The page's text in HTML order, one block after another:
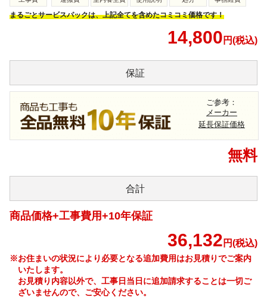
まるごとサービスパックは、上記全てを含めたコミコミ価格です！
14,800 円(税込)
保証
ご参考：
メーカー
延長保証価格
無料
合計
商品価格+工事費用+10年保証
36,132 円(税込)
※お住まいの状況により必要となる追加費用はお見積りでご案内
いたします。
お見積り内容以外で、工事日当日に追加請求することは一切ご
ざいませんので、ご安心ください。